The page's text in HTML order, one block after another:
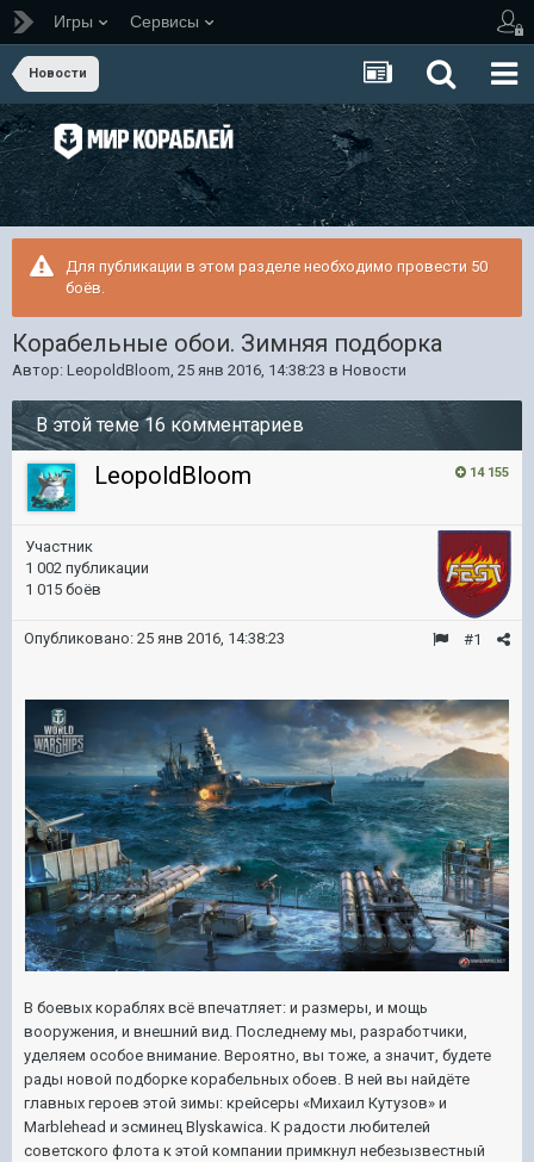
Игры Сервисы
Новости
Для публикации в этом разделе необходимо провести 50
боёв.
Корабельные обои. Зимняя подборка
Автор: LeopoldBloom, 25 янв 2016, 14:38:23 в Новости
В этой теме 16 комментариев
14 155
LeopoldBloom
Участник
1 002 публикации
1 015 боёв
#1
Опубликовано: 25 янв 2016, 14:38:23
В боевых кораблях всё впечатляет: и размеры, и мощь
вооружения, и внешний вид. Последнему мы, разработчики,
уделяем особое внимание. Вероятно, вы тоже, а значит, будете
рады новой подборке корабельных обоев. В ней вы найдёте
главных героев этой зимы: крейсеры «Михаил Кутузов» и
Marblehead и эсминец Blyskawica. К радости любителей
советского флота к этой компании примкнул небезызвестный